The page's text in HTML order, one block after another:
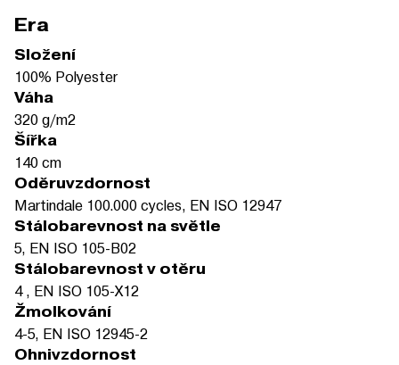
Era
Složení
100% Polyester
Váha
320 g/m2
Šířka
140 cm
Oděruvzdornost
Martindale 100.000 cycles, EN ISO 12947
Stálobarevnost na světle
5, EN ISO 105-B02
Stálobarevnost v otěru
4 , EN ISO 105-X12
Žmolkování
4-5, EN ISO 12945-2
Ohnivzdornost